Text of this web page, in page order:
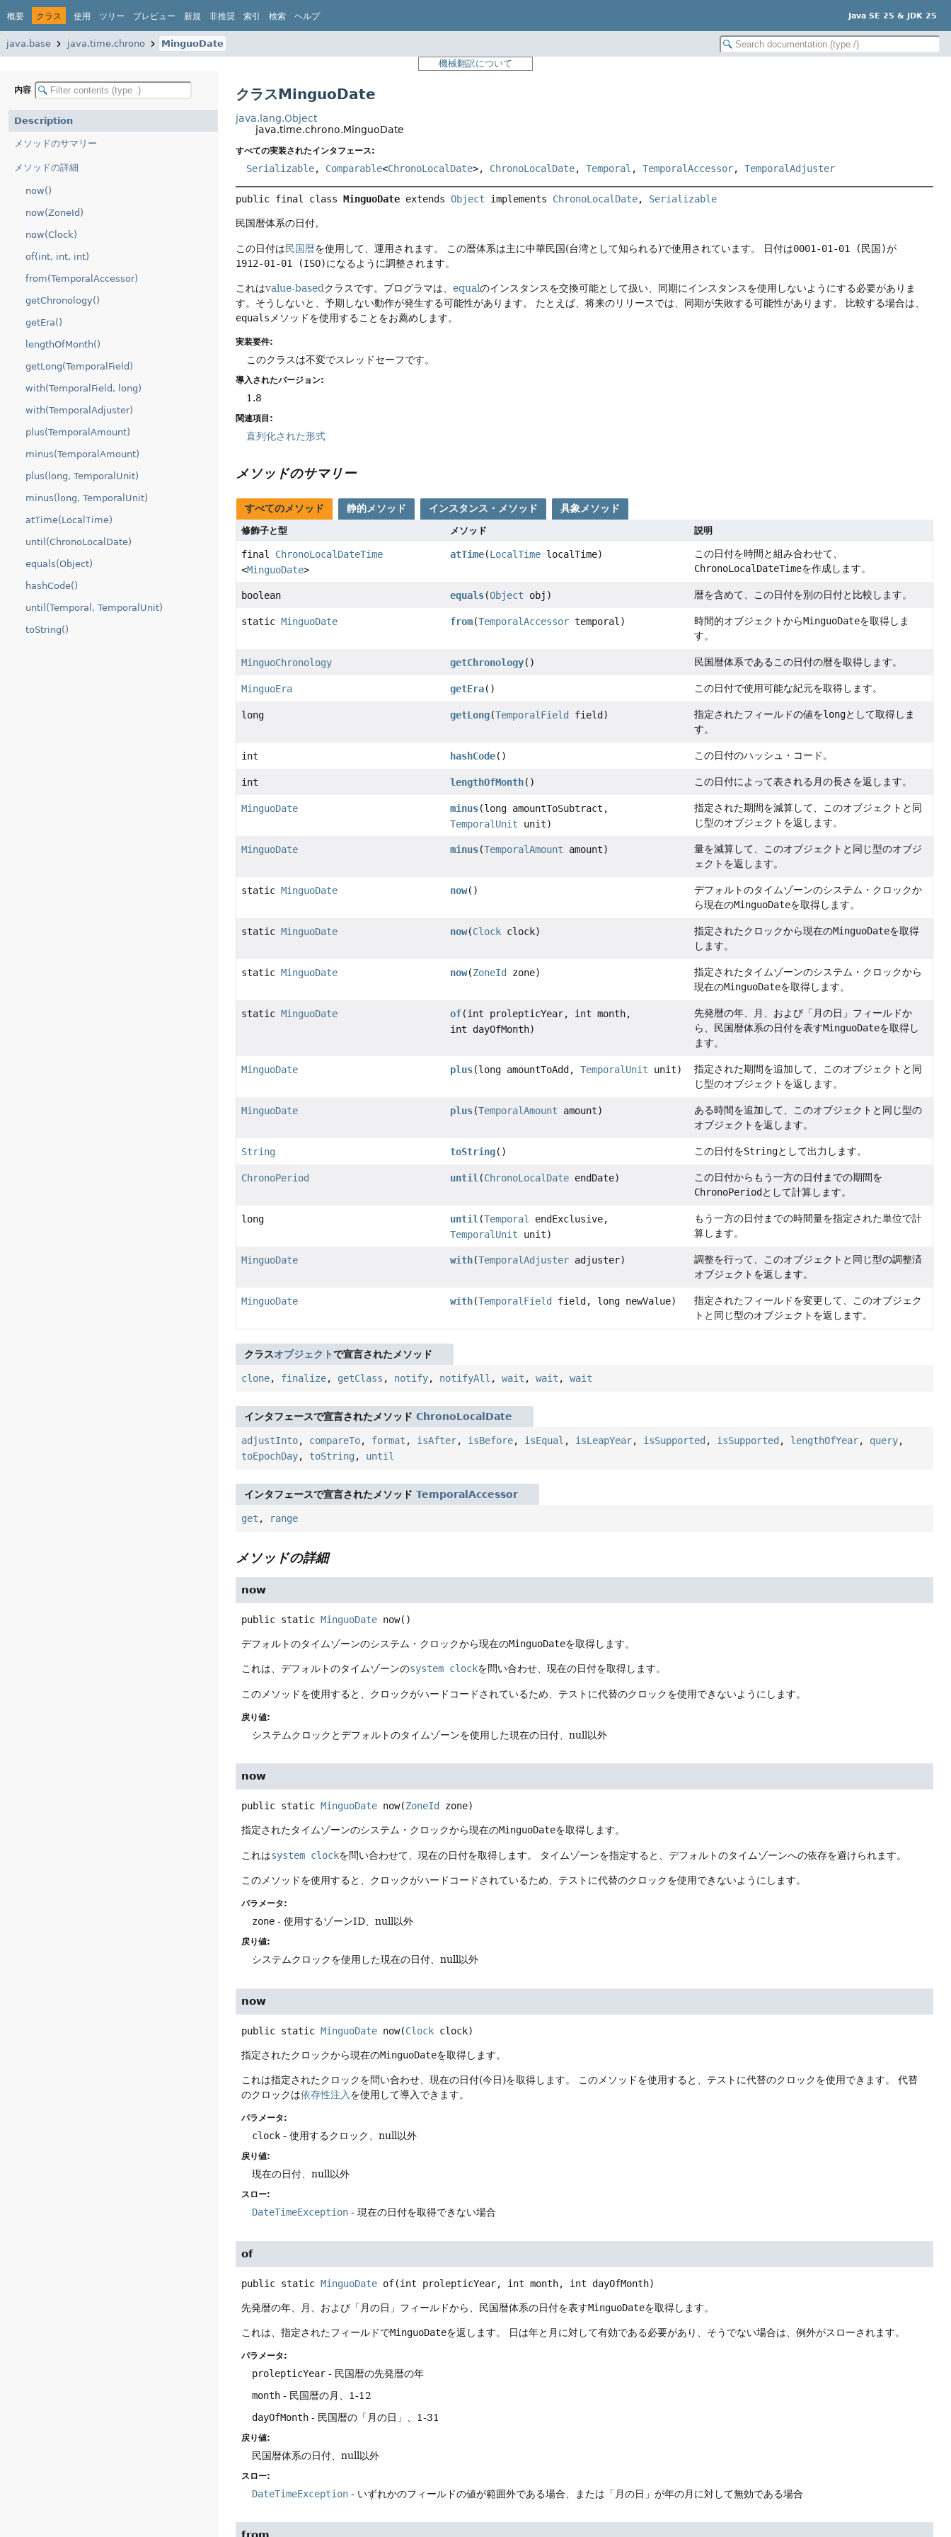
概要 クラス 使用 ツリー プレビュー 新規 非推奨 索引 検索 ヘルプ Java SE 25 & JDK 25
java.base java.time.chrono
MinguoDate
機械翻訳について
内容
Description
メソッドのサマリー
メソッドの詳細
now()
now(ZoneId)
now(Clock)
of(int, int, int)
from(TemporalAccessor)
getChronology()
getEra()
lengthOfMonth()
getLong(TemporalField)
with(TemporalField, long)
with(TemporalAdjuster)
plus(TemporalAmount)
minus(TemporalAmount)
plus(long, TemporalUnit)
minus(long, TemporalUnit)
atTime(LocalTime)
until(ChronoLocalDate)
equals(Object)
hashCode()
until(Temporal, TemporalUnit)
toString()
クラスMinguoDate
java.lang.Object
java.time.chrono.MinguoDate
すべての実装されたインタフェース:
Serializable, Comparable<ChronoLocalDate>, ChronoLocalDate,Temporal ,TemporalAccessor,TemporalAdjuster
public final class MinguoDate extends Object implements ChronoLocalDate, Serializable
民国暦体系の日付。
この日付は民国暦を使用して、運用されます。 この暦体系は主に中華民国(台湾として知られる)で使用されています。 日付は0001-01-01 (民国)が
1912-01-01 (ISO)になるように調整されます。
これはvalue-basedクラスです。プログラマは、equalのインスタンスを交換可能として扱い、同期にインスタンスを使用しないようにする必要がありま
す。そうしないと、予期しない動作が発生する可能性があります。
たとえば、将来のリリースでは、同期が失敗する可能性があります。
比較する場合は、
equalsメソッドを使用することをお薦めします。
実装要件:
このクラスは不変でスレッドセーフです。
導入されたバージョン:
1.8
関連項目:
直列化された形式
メソッドのサマリー
すべてのメソッド 静的メソッド インスタンス・メソッド 具象メソッド
修飾子と型 メソッド 説明
final ChronoLocalDateTime
<MinguoDate>
atTime(LocalTime localTime)
この日付を時間と組み合わせて、
ChronoLocalDateTimeを作成します。
boolean equals(Object obj) 暦を含めて、この日付を別の日付と比較します。
staticMinguoDate from(TemporalAccessor temporal) 時間的オブジェクトからMinguoDateを取得しま
す。
MinguoChronology getChronology() 民国暦体系であるこの日付の暦を取得します。
MinguoEra getEra() この日付で使用可能な紀元を取得します。
long getLong(TemporalField field) 指定されたフィールドの値をlongとして取得しま
す。
int hashCode() この日付のハッシュ・コード。
int lengthOfMonth() この日付によって表される月の長さを返します。
MinguoDate minus(long amountToSubtract,
TemporalUnit unit)
指定された期間を減算して、このオブジェクトと同
じ型のオブジェクトを返します。
MinguoDate minus(TemporalAmount amount)
量を減算して、このオブジェクトと同じ型のオブジ
ェクトを返します。
staticMinguoDate now()
デフォルトのタイムゾーンのシステム・クロックか
ら現在のMinguoDateを取得します。
staticMinguoDate now(Clock clock) 指定されたクロックから現在のMinguoDateを取得
します。
staticMinguoDate now(ZoneId zone)
指定されたタイムゾーンのシステム・クロックから
現在のMinguoDateを取得します。
staticMinguoDate of(int prolepticYear, int month,
int dayOfMonth)
先発暦の年、月、および「月の日」フィールドか
ら、民国暦体系の日付を表すMinguoDateを取得し
ます。
MinguoDate plus(long amountToAdd,TemporalUnit unit)
指定された期間を追加して、このオブジェクトと同
じ型のオブジェクトを返します。
MinguoDate plus(TemporalAmount amount)
ある時間を追加して、このオブジェクトと同じ型の
オブジェクトを返します。
String toString() この日付をStringとして出力します。
ChronoPeriod until (ChronoLocalDate endDate)
この日付からもう一方の日付までの期間を
ChronoPeriod として計算します。
long until (Temporal
endExclusive,
TemporalUnit unit)
もう一方の日付までの時間量を指定された単位で計
算します。
MinguoDate with(TemporalAdjuster adjuster)
調整を行って、このオブジェクトと同じ型の調整済
オブジェクトを返します。
MinguoDate with(TemporalField field, long newValue)
指定されたフィールドを変更して、このオブジェク
トと同じ型のオブジェクトを返します。
クラスオブジェクトで宣言されたメソッド
clone, finalize, getClass , notify, notifyAll ,wait ,wait ,wait
インタフェースで宣言されたメソッドChronoLocalDate
adjustInto, compareTo, format , isAfter, isBefore, isEqual , isLeapYear, isSupported , isSupported , lengthOfYear, query,
toEpochDay, toString , until
インタフェースで宣言されたメソッドTemporalAccessor
get , range
メソッドの詳細
now
public static MinguoDate now()
デフォルトのタイムゾーンのシステム・クロックから現在のMinguoDateを取得します。
これは、デフォルトのタイムゾーンのsystem clockを問い合わせ、現在の日付を取得します。
このメソッドを使用すると、クロックがハードコードされているため、テストに代替のクロックを使用できないようにします。
戻り値:
システムクロックとデフォルトのタイムゾーンを使用した現在の日付、null以外
now
public static MinguoDate now(ZoneId zone)
指定されたタイムゾーンのシステム・クロックから現在のMinguoDateを取得します。
これはsystem clockを問い合わせて、現在の日付を取得します。 タイムゾーンを指定すると、デフォルトのタイムゾーンへの依存を避けられます。
このメソッドを使用すると、クロックがハードコードされているため、テストに代替のクロックを使用できないようにします。
パラメータ:
zone - 使用するゾーンID、null以外
戻り値:
システムクロックを使用した現在の日付、null以外
now
public static MinguoDate now(Clock clock)
指定されたクロックから現在のMinguoDateを取得します。
これは指定されたクロックを問い合わせ、現在の日付(今日)を取得します。 このメソッドを使用すると、テストに代替のクロックを使用できます。
代替
のクロックは依存性注入 を使用して導入できます。
パラメータ:
clock - 使用するクロック、null以外
戻り値:
現在の日付、null以外
スロー:
DateTimeException - 現在の日付を取得できない場合
of
public static MinguoDate of(int prolepticYear, int month, int dayOfMonth)
先発暦の年、月、および「月の日」フィールドから、民国暦体系の日付を表すMinguoDateを取得します。
これは、指定されたフィールドでMinguoDateを返します。 日は年と月に対して有効である必要があり、そうでない場合は、例外がスローされます。
パラメータ:
prolepticYear - 民国暦の先発暦の年
month - 民国暦の月、1-12
dayOfMonth - 民国暦の「月の日」、1-31
戻り値:
民国暦体系の日付、null以外
スロー:
DateTimeException - いずれかのフィールドの値が範囲外である場合、または「月の日」が年の月に対して無効である場合